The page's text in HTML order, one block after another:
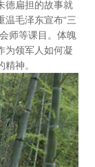
德扁担的故事就
温毛泽东宣布“三
师等课目。体魄
为领军人如何凝
神。